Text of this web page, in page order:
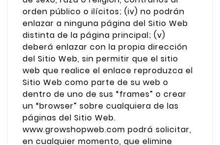
orden público o ilícitos; (iv) no podrán
enlazar a ninguna página del Sitio Web
distinta de la página principal; (v)
deberá enlazar con la propia dirección
del Sitio Web, sin permitir que el sitio
web que realice el enlace reproduzca el
Sitio Web como parte de su web o
dentro de uno de sus “frames” o crear
un “browser” sobre cualquiera de las
páginas del Sitio Web.
www.growshopweb.com podrá solicitar,
en cualquier momento, que elimine